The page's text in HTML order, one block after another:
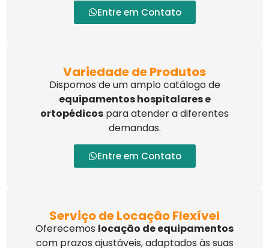
Entre em Contato
Variedade de Produtos
Dispomos de um amplo catálogo de
equipamentos hospitalares e
ortopédicos para atender a diferentes
demandas.
Entre em Contato
Serviço de Locação Flexível
Oferecemos locação de equipamentos
com prazos ajustáveis, adaptados às suas